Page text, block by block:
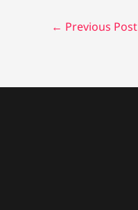
← Previous Post